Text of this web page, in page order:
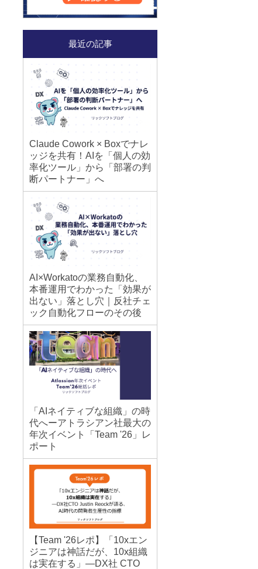
最近の記事
Claude Cowork × Boxでナレ
ッジを共有！AIを「個人の効
率化ツール」から「部署の判
断パートナー」へ
AI×Workatoの業務自動化、
本番運用でわかった「効果が
出ない」落とし穴｜反社チェ
ック自動化フローのその後
「AIネイティブな組織」の時
代へーアトラシアン社最大の
年次イベント「Team '26」レ
ポート
【Team '26レポ】「10xエン
ジニアは神話だが、10x組織
は実在する」―DX社 CTO